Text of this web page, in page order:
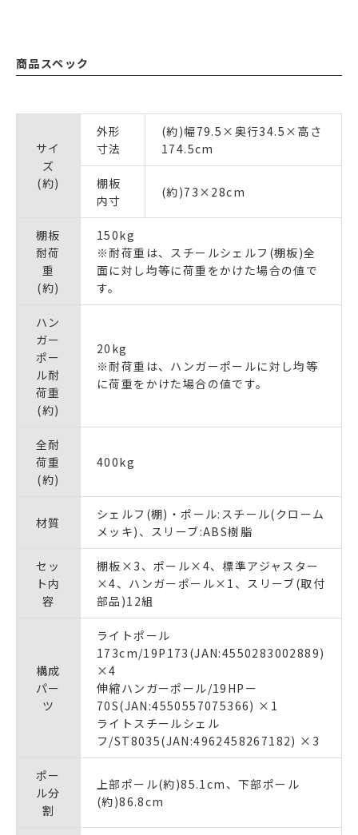
商品スペック
サイ
ズ
(約)
外形
寸法
(約)幅79.5×奥行34.5×高さ
174.5cm
棚板
内寸
(約)73×28cm
棚板
耐荷
重
(約)
150kg
※耐荷重は、スチールシェルフ(棚板)全
面に対し均等に荷重をかけた場合の値で
す。
ハン
ガー
ポー
ル耐
荷重
(約)
20kg
※耐荷重は、ハンガーポールに対し均等
に荷重をかけた場合の値です。
全耐
荷重
(約)
400kg
材質
シェルフ(棚)・ポール:スチール(クローム
メッキ)、スリーブ:ABS樹脂
セッ
ト内
容
棚板×3、ポール×4、標準アジャスター
×4、ハンガーポール×1、スリーブ(取付
部品)12組
構成
パー
ツ
ライトポール
173cm/19P173(JAN:4550283002889)
×4
伸縮ハンガーポール/19HPー
70S(JAN:4550557075366) ×1
ライトスチールシェル
フ/ST8035(JAN:4962458267182) ×3
ポー
ル分
割
上部ポール(約)85.1cm、下部ポール
(約)86.8cm